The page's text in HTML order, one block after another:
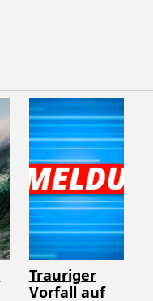
Trauriger
Vorfall auf